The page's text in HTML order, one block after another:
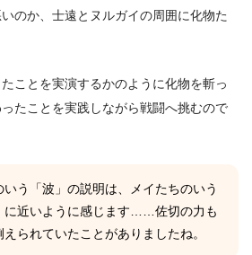
のか、士遠とヌルガイの周囲に化物た
ことを実演するかのように化物を斬っ
たことを実践しながら戦闘へ挑むので
いう「波」の説明は、メイたちのいう
に近いように感じます……佐切の力も
えられていたことがありましたね。